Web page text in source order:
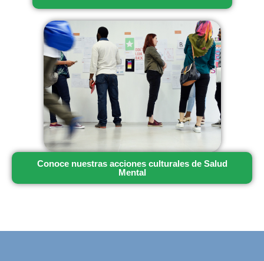
Conoce nuestras acciones culturales de Salud
Mental